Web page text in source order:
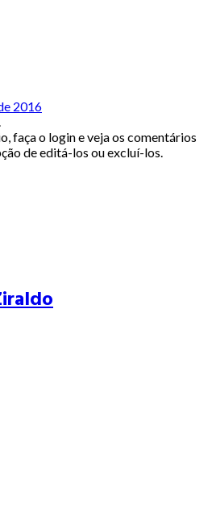
2016
faça o login e veja os comentários
de editá-los ou excluí-los.